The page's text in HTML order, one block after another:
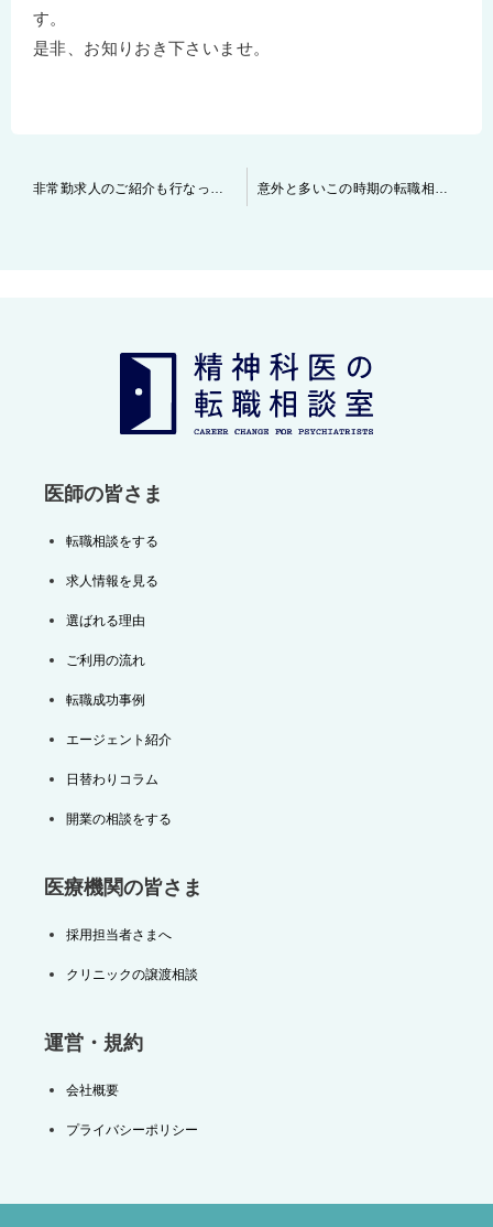
す。
是非、お知りおき下さいませ。
非常勤求人のご紹介も行なっております 意外と多いこの時期の転職相談とは！？ ～～急に転職を考えなければいけないケース～～
医師の皆さま
転職相談をする
求人情報を見る
選ばれる理由
ご利用の流れ
転職成功事例
エージェント紹介
日替わりコラム
開業の相談をする
医療機関の皆さま
採用担当者さまへ
クリニックの譲渡相談
運営・規約
会社概要
プライバシーポリシー